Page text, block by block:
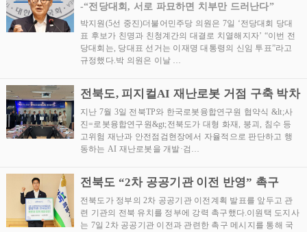
-“전당대회, 서로 파묘하면 치부만 드러난다”
박지원(5선 중진)더불어민주당 의원은 7일 ‘전당대회 당대
표 후보가 친명과 친청계간의 대결로 치열해지자’ “이번 전
당대회는, 당대표 선거는 이재명 대통령의 신임 투표”라고
규정했다.박 의원은 이날 …
전북도, 피지컬AI 재난로봇 거점 구축 박차
지난 7월 3일 전북TP와 한국로봇융합연구원 협약식 &lt;사
진=로봇융합연구원&gt;전북도가 대형 화재, 붕괴, 침수 등
고위험 재난과 안전점검현장에서 자율적으로 판단하고 행
동하는 AI 재난로봇을 개발·검…
전북도 “2차 공공기관 이전 반영” 촉구
전북도가 정부의 2차 공공기관 이전계획 발표를 앞두고 관
련 기관의 전북 유치를 정부에 강력 촉구했다.이원택 도지사
는 7일 2차 공공기관 이전과 관련한 촉구 메시지를 통해 국